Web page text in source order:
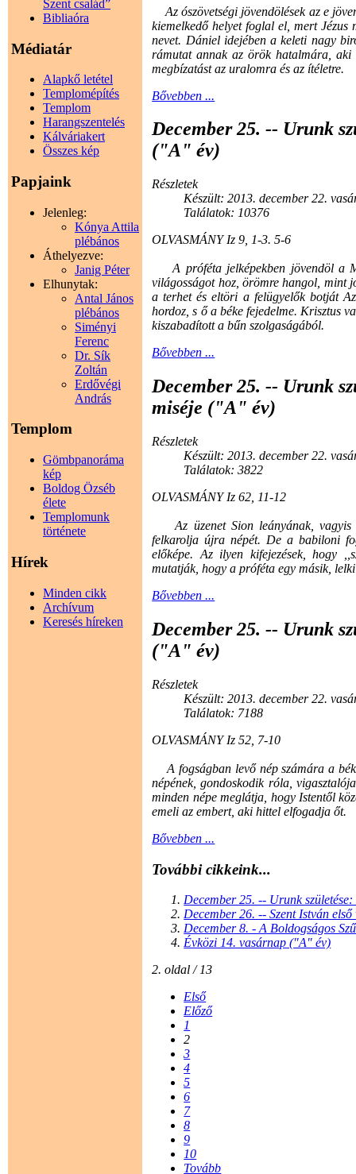
Szent család”
Bibliaóra
Médiatár
Alapkő letétel
Templomépítés
Templom
Harangszentelés
Kálváriakert
Összes kép
Papjaink
Jelenleg:
Kónya Attila
plébános
Áthelyezve:
Janig Péter
Elhunytak:
Antal János
plébános
Siményi
Ferenc
Dr. Sík
Zoltán
Erdővégi
András
Templom
Gömbpanoráma
kép
Boldog Özséb
élete
Templomunk
története
Hírek
Minden cikk
Archívum
Keresés híreken
Az ószövetségi jövendölések az e
kiemelkedő helyet foglal el, mert
nevet. Dániel idejében a keleti nagy
rámutat annak az örök hatalmára,
megbízatást az uralomra és az ítéletre.
Bővebben ...
December 25. -- Urunk
("A" év)
Részletek
Készült: 2013. december 22.
Találatok: 10376
OLVASMÁNY Iz 9, 1-3. 5-6
A próféta jelképekben jövendöl a
világosságot hoz, örömre hangol, mint
a terhet és eltöri a felügyelők botját
hordoz, s ő a béke fejedelme. Krisztus
kiszabadított a bűn szolgaságából.
Bővebben ...
December 25. -- Urunk
miséje ("A" év)
Részletek
Készült: 2013. december 22.
Találatok: 3822
OLVASMÁNY Iz 62, 11-12
Az üzenet Sion leányának, vagyis
felkarolja újra népét. De a babiloni
előképe. Az ilyen kifejezések, hogy
mutatják, hogy a próféta egy másik,
Bővebben ...
December 25. -- Urunk
("A" év)
Részletek
Készült: 2013. december 22.
Találatok: 7188
OLVASMÁNY Iz 52, 7-10
A fogságban levő nép számára a
népének, gondoskodik róla,
minden népe meglátja, hogy Istentől
emeli az embert, aki hittel elfogadja őt.
Bővebben ...
További cikkeink...
December 25. -- Urunk
December 26. -- Szent István
December 8. - A Boldogságos
Évközi 14. vasárnap ("A" év)
2. oldal / 13
Első
Előző
1
2
3
4
5
6
7
8
9
10
Tovább